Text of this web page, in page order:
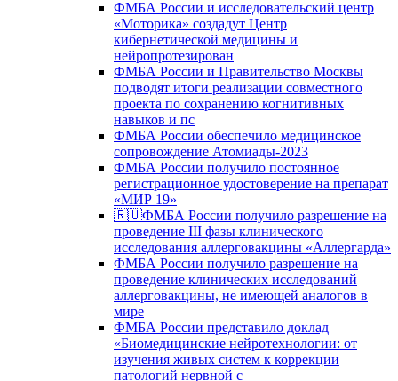
ФМБА России и исследовательский центр
«Моторика» создадут Центр
кибернетической медицины и
нейропротезирован
ФМБА России и Правительство Москвы
подводят итоги реализации совместного
проекта по сохранению когнитивных
навыков и пс
ФМБА России обеспечило медицинское
сопровождение Атомиады-2023
ФМБА России получило постоянное
регистрационное удостоверение на препарат
«МИР 19»
🇷🇺ФМБА России получило разрешение на
проведение III фазы клинического
исследования аллерговакцины «Аллергарда»
ФМБА России получило разрешение на
проведение клинических исследований
аллерговакцины, не имеющей аналогов в
мире
ФМБА России представило доклад
«Биомедицинские нейротехнологии: от
изучения живых систем к коррекции
патологий нервной с